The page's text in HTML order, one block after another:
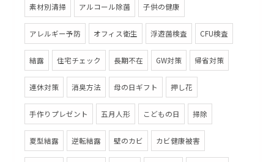
素材別清掃 アルコール除菌 子供の健康
アレルギー予防 オフィス衛生 浮遊菌検査 CFU検査
結露 住宅チェック 長期不在 GW対策 帰省対策
連休対策 消臭方法 母の日ギフト 押し花
手作りプレゼント 五月人形 こどもの日 掃除
夏型結露 逆転結露 壁のカビ カビ健康被害